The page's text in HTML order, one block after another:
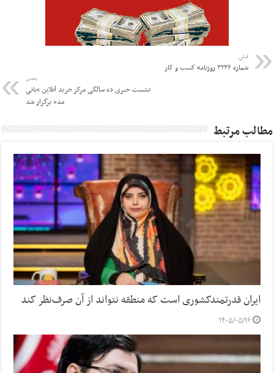
قبلی
شماره ۳۲۳۶ روزنامه کسب و کار
بعدی
نشست خبری ده سالگی مرکز خرید آنلاین “بانی
مد” برگزار شد
مطالب مرتبط
ایران قدرتمندکشوری است که منطقه نتواند از آن صرف‌نظر کند
۱۴۰۵/۰۵/۱۶